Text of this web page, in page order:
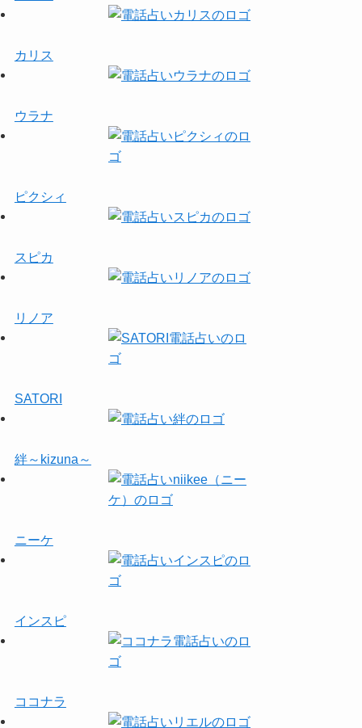
カリス
ウラナ
ピクシィ
スピカ
リノア
SATORI
絆～kizuna～
ニーケ
インスピ
ココナラ